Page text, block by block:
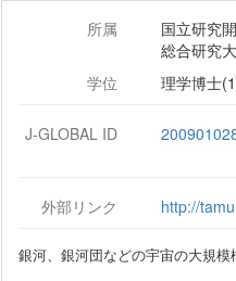
所属
国立研究
総合研究
学位
理学博士
J-GLOBAL ID
外部リンク http://
銀河、銀河団などの宇宙の大規模